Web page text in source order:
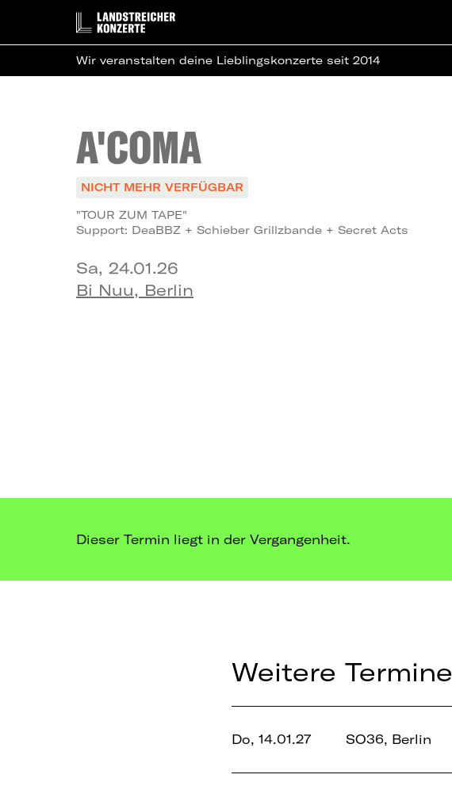
Wir veranstalten deine Lieblingskonzerte seit 2014
A'COMA
NICHT MEHR VERFÜGBAR
"TOUR ZUM TAPE"
Support: DeaBBZ + Schieber Grillzbande + Secret Acts
Sa, 24.01.26
Bi Nuu, Berlin
Dieser Termin liegt in der Vergangenheit.
Weitere Termine
Do, 14.01.27 SO36, Berlin